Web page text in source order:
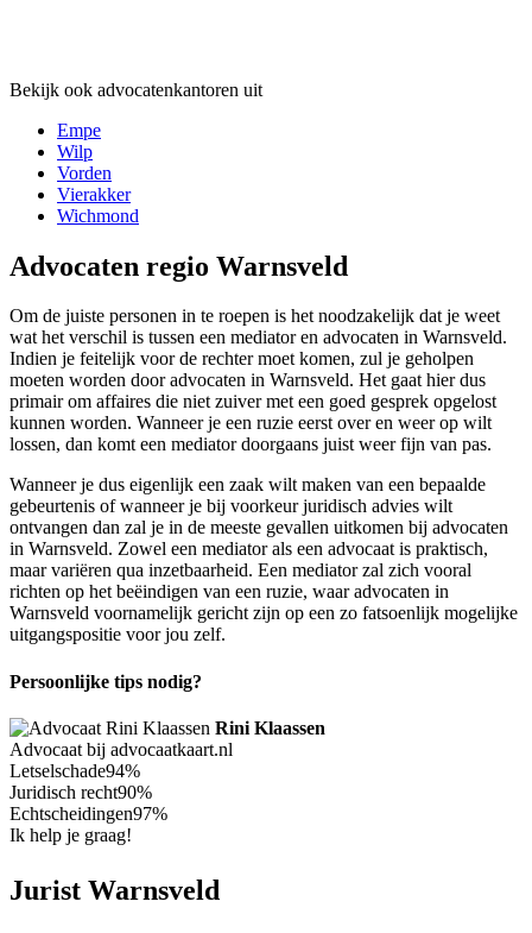
Bekijk ook advocatenkantoren uit
Empe
Wilp
Vorden
Vierakker
Wichmond
Advocaten regio Warnsveld
Om de juiste personen in te roepen is het noodzakelijk dat je weet
wat het verschil is tussen een mediator en advocaten in Warnsveld.
Indien je feitelijk voor de rechter moet komen, zul je geholpen
moeten worden door advocaten in Warnsveld. Het gaat hier dus
primair om affaires die niet zuiver met een goed gesprek opgelost
kunnen worden. Wanneer je een ruzie eerst over en weer op wilt
lossen, dan komt een mediator doorgaans juist weer fijn van pas.
Wanneer je dus eigenlijk een zaak wilt maken van een bepaalde
gebeurtenis of wanneer je bij voorkeur juridisch advies wilt
ontvangen dan zal je in de meeste gevallen uitkomen bij advocaten
in Warnsveld. Zowel een mediator als een advocaat is praktisch,
maar variëren qua inzetbaarheid. Een mediator zal zich vooral
richten op het beëindigen van een ruzie, waar advocaten in
Warnsveld voornamelijk gericht zijn op een zo fatsoenlijk mogelijke
uitgangspositie voor jou zelf.
Persoonlijke tips nodig?
Rini Klaassen
Advocaat bij advocaatkaart.nl
Letselschade94%
Juridisch recht90%
Echtscheidingen97%
Ik help je graag!
Jurist Warnsveld